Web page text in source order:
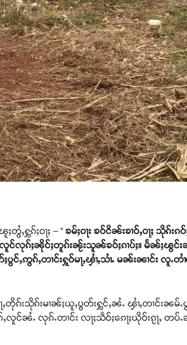
ႇႁွၵ်ႈဝႃႈ – “ ၶမ်ႈဝႃး ၶဝ်ငိၼ်းၶၢဝ်ႇဝႃႈ သိုၵ်
လူင်လုၵ်ႈၼိုင်ႈတူၵ်းၼႂ်းသူၼ်ၶဝ်ႈၵၢပ်ႈ။ မႅၼ်ႈၽွင်
ႈပွင်ႇဢွၵ်ႇတၢင်းႁူဝ်မႃႇၾၢႆႇသၢႆႉ မၼ်းၼၢင်း လူႉ
တိုၵ်းသိုၵ်းမၢၼ်ႈယူႇပွတ်းႁွင်ႇၼႆႉ ၾၢႆႇတၢင်းၼမ်
လူင်ၼႆႉ လုၵ်ႉတၢင်း လႃႈသဵဝ်ႈၵေႃႈယိုဝ်းၵႂႃႇ တပ်